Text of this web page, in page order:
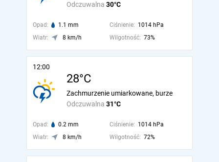
Odczuwalna 30°C
Opad: 1.1 mm Ciśnienie: 1014 hPa
Wiatr:
8 km/h Wilgotność: 73%
12:00
28°C
Odczuwalna 31°C
Zachmurzenie umiarkowane, burze
Opad: 0.2 mm Ciśnienie: 1014 hPa
Wiatr:
8 km/h Wilgotność: 72%